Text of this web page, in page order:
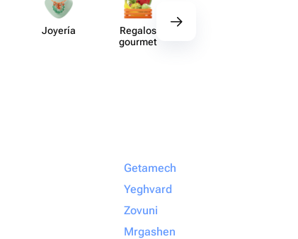
Joyería
Regalos
gourmet
Getamech
Yeghvard
Zovuni
Mrgashen